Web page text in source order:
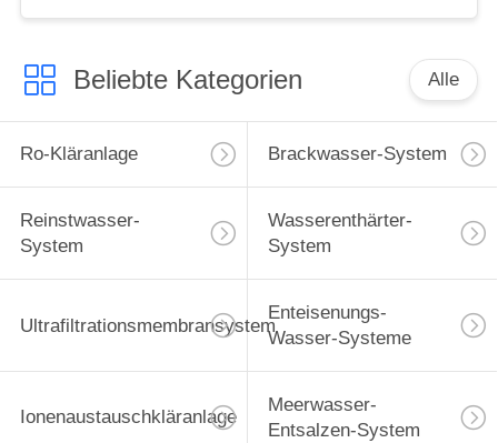
Beliebte Kategorien Alle
Ro-Kläranlage Brackwasser-System
Reinstwasser-
System
Wasserenthärter-
System
Ultrafiltrationsmembransystem
Enteisenungs-
Wasser-Systeme
Ionenaustauschkläranlage
Meerwasser-
Entsalzen-System